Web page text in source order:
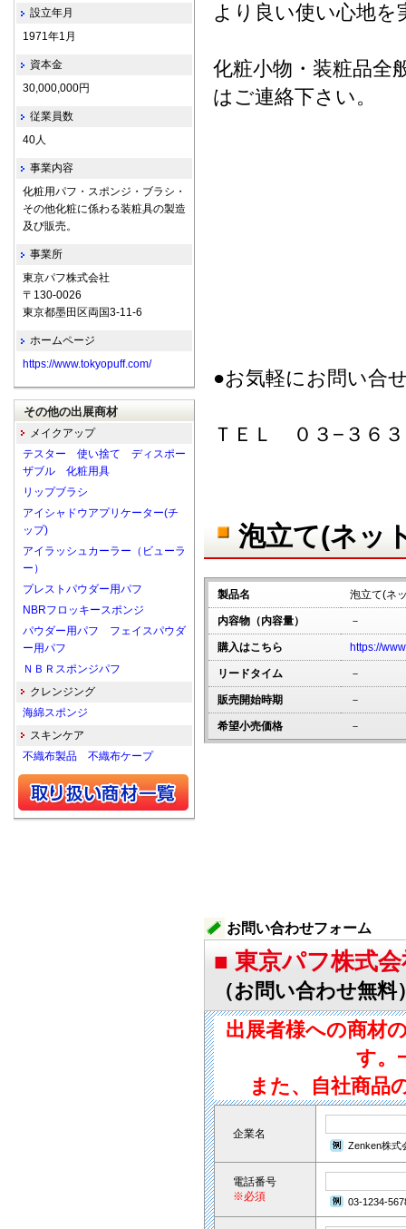
より良い使い心地を
化粧小物・装粧品全
はご連絡下さい。
●お気軽にお問い合
ＴＥＬ ０３−３６
泡立て(ネッ
製品名 泡立て(ネ
内容物（内容量） －
購入はこちら https://
リードタイム －
販売開始時期 －
希望小売価格 －
お問い合わせフォーム
■ 東京パフ株式会
（お問い合わせ無料
出展者様への商材
す。
また、自社商品
企業名
Zenken株式
電話番号
※必須
03-1234-
設立年月
1971年1月
資本金
30,000,000円
従業員数
40人
事業内容
化粧用パフ・スポンジ・ブラシ・
その他化粧に係わる装粧具の製造
及び販売。
事業所
東京パフ株式会社
〒130-0026
東京都墨田区両国3-11-6
ホームページ
https://www.tokyopuff.com/
その他の出展商材
メイクアップ
テスター 使い捨て ディスポー
ザブル 化粧用具
リップブラシ
アイシャドウアプリケーター(チ
ップ)
アイラッシュカーラー（ビューラ
ー）
プレストパウダー用パフ
NBRフロッキースポンジ
パウダー用パフ フェイスパウダ
ー用パフ
ＮＢＲスポンジパフ
クレンジング
海綿スポンジ
スキンケア
不織布製品 不織布ケープ